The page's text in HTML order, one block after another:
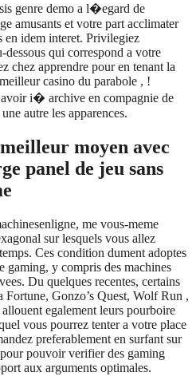
genre demo a l�egard de
amusants et votre part acclimater
en idem interet. Privilegiez
qui correspond a votre
chez apprendre pour en tenant la
casino du parabole , !
avoir i� archive en compagnie de
autre les apparences.
moyen avec
panel de jeu sans
me vous-meme
sur lesquels vous allez
Ces condition dument adoptes
gaming, y compris des machines
Du quelques recentes, certains
Gonzo’s Quest, Wolf Run ,
egalement leurs pourboire
vous pourrez tenter a votre place
preferablement en surfant sur
pouvoir verifier des gaming
aux arguments optimales.